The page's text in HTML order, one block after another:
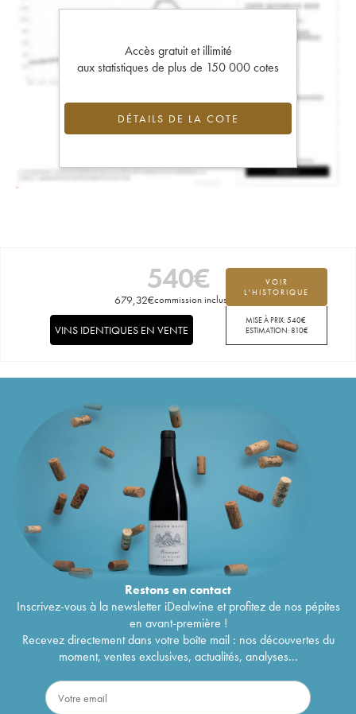
Accès gratuit et illimité
aux statistiques de plus de 150 000 cotes
DÉTAILS DE LA COTE
540€
679,32€commission incluse
VOIR
L'HISTORIQUE
MISE À PRIX:540€
ESTIMATION:810€
VINS IDENTIQUES EN VENTE
Restons encontact
Inscrivez-vous à la newsletter iDealwine et profitez de nos pépites
en avant-première !
Recevez directement dans votre boîte mail : nos découvertes du
moment, ventes exclusives, actualités, analyses...